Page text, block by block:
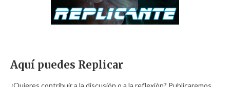
Aquí puedes Replicar